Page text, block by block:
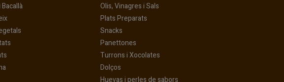
(current)
(current)
(current)
Olis, Vinagres i Sals
Plats Preparats
Snacks
Panettones
Turrons i Xocolates
Dolços
Huevas i perles de sabors